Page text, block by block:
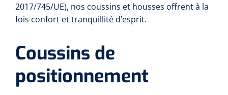
2017/745/UE), nos coussins et housses offrent à la
fois confort et tranquillité d’esprit.
Coussins de
positionnement